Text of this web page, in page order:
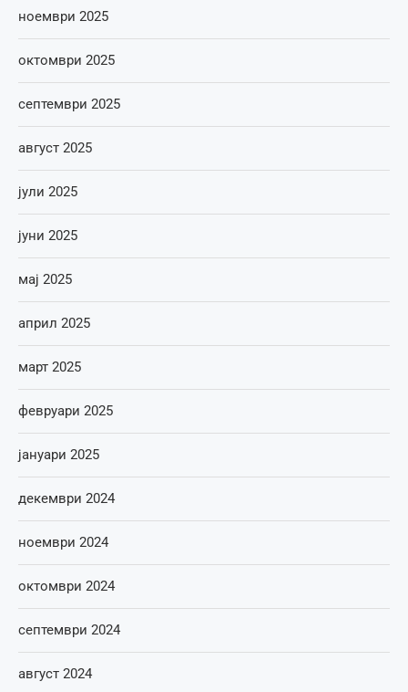
ноември 2025
октомври 2025
септември 2025
август 2025
јули 2025
јуни 2025
мај 2025
април 2025
март 2025
февруари 2025
јануари 2025
декември 2024
ноември 2024
октомври 2024
септември 2024
август 2024